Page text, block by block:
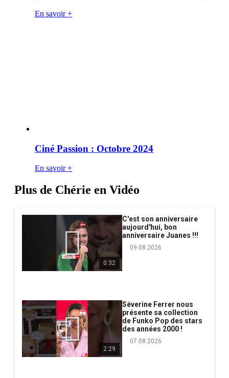
En savoir +
Ciné Passion : Octobre 2024
En savoir +
Plus de Chérie en Vidéo
0:32
C'est son anniversaire
aujourd'hui, bon
anniversaire Juanes !!!
09.08.2026
2:29
Séverine Ferrer nous
présente sa collection
de Funko Pop des stars
des années 2000 !
07.08.2026